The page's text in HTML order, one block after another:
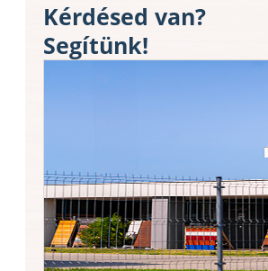
Kérdésed van?
Segítünk!